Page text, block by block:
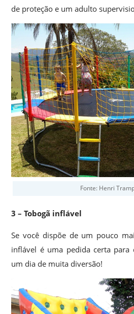
de proteção e um adulto
Fonte: Henri
3 – Tobogã inflável
Se você dispõe de um pouco
inflável é uma pedida certa para
um dia de muita diversão!